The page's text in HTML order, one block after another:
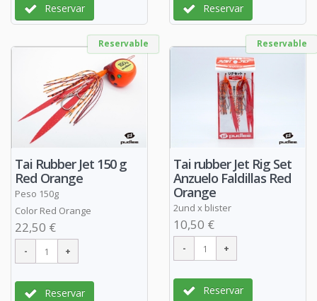
Reservar Reservar
Reservable
Tai Rubber Jet 150 g
Red Orange
Peso 150g
Color Red Orange
22,50 €
Reservar
Reservable
Tai rubber Jet Rig Set
Anzuelo Faldillas Red
Orange
2und x blister
10,50 €
Reservar